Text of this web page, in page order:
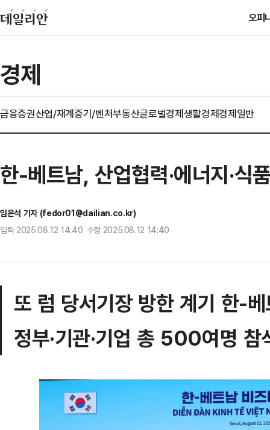
오피
경제
금융증권산업/재계중기/벤처부동산글로벌경제생활경제경제일반
한-베트남, 산업협력·에너지·
임은석 기자 (fedor01@dailian.co.kr)
입력 2025.08.12 14:40 수정 2025.08.12 14:40
또 럼 당서기장 방한 계기 한-
정부·기관·기업 총 500여명 참